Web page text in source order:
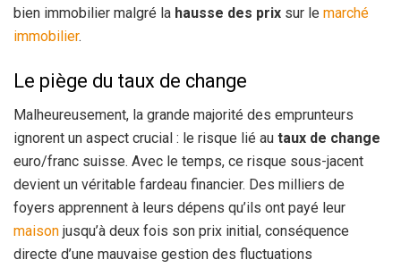
bien immobilier malgré la hausse des prix sur le marché
immobilier.
Le piège du taux de change
Malheureusement, la grande majorité des emprunteurs
ignorent un aspect crucial : le risque lié au taux de change
euro/franc suisse. Avec le temps, ce risque sous-jacent
devient un véritable fardeau financier. Des milliers de
foyers apprennent à leurs dépens qu’ils ont payé leur
maison jusqu’à deux fois son prix initial, conséquence
directe d’une mauvaise gestion des fluctuations